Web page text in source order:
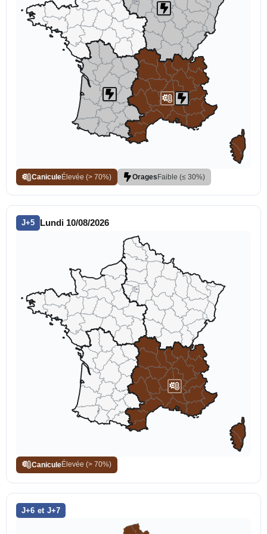
CaniculeÉlevée (> 70%) Orages Faible (≤ 30%)
J+5 Lundi 10/08/2026
CaniculeÉlevée (> 70%)
J+6 et J+7